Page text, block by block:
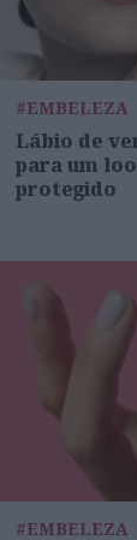
#EMBELEZA
Lábio de
para um
protegido
#EMBELEZA